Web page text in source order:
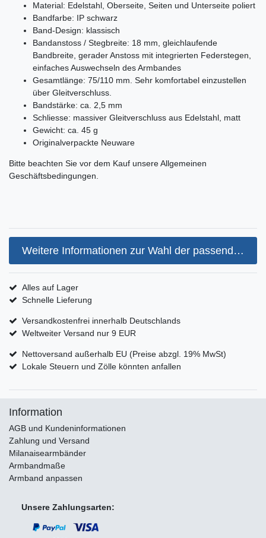
Material: Edelstahl, Oberseite, Seiten und Unterseite poliert
Bandfarbe: IP schwarz
Band-Design: klassisch
Bandanstoss / Stegbreite: 18 mm, gleichlaufende
Bandbreite, gerader Anstoss mit integrierten Federstegen,
einfaches Auswechseln des Armbandes
Gesamtlänge: 75/110 mm. Sehr komfortabel einzustellen
über Gleitverschluss.
Bandstärke: ca. 2,5 mm
Schliesse: massiver Gleitverschluss aus Edelstahl, matt
Gewicht: ca. 45 g
Originalverpackte Neuware
Bitte beachten Sie vor dem Kauf unsere Allgemeinen
Geschäftsbedingungen.
Weitere Informationen zur Wahl der passenden Armbandgröße
Alles auf Lager
Schnelle Lieferung
Versandkostenfrei innerhalb Deutschlands
Weltweiter Versand nur 9 EUR
Nettoversand außerhalb EU (Preise abzgl. 19% MwSt)
Lokale Steuern und Zölle könnten anfallen
Information
AGB und Kundeninformationen
Zahlung und Versand
Milanaisearmbänder
Armbandmaße
Armband anpassen
Unsere Zahlungsarten: